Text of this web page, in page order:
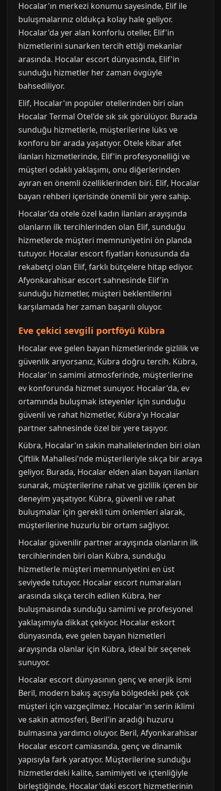
Hocalar'ın merkezi konumu sayesinde, Elif ile
buluşmalarınız oldukça kolay hale geliyor.
Hocalar'da yer alan konforlu oteller, Elif'in
hizmetlerini sunarken tercih ettiği mekanlar
arasında. Hocalar escort dünyasında, Elif'in
sunduğu hizmetler her zaman övgüyle
bahsediliyor.
Elif, Hocalar'ın popüler otellerinden biri olan
Hocalar Termal Otel'de sık sık görülüyor. Burada
sunduğu hizmetlerle, müşterilerine lüks ve
konforu bir arada yaşatıyor. Otele kibar afet
ilanları hizmetlerinde, Elif'in profesyonelliği ve
müşteri odaklı yaklaşımı, onu diğerlerinden
ayıran en önemli özelliklerinden biri. Elif, Hocalar
bayan rehberi içerisinde önemli bir yere sahip.
Hocalar'da otele özel kadın ilanları arayışında
olanların ilk tercihlerinden olan Elif, sunduğu
hizmetlerde müşteri memnuniyetini ön planda
tutuyor. Hocalar escort fiyatları konusunda da
rekabetçi olan Elif, farklı bütçelere hitap ediyor.
Afyonkarahisar escort sahnesinde Elif'in
sunduğu hizmetler, müşteri beklentilerini
karşılamada her zaman başarılı oluyor.
Eve çekici sevgili portföyü Kübra
Hocalar eve gelen bayan hizmetlerinde gizlilik ve
güvenlik arıyorsanız, Kübra doğru tercih. Kübra,
Hocalar'ın samimi atmosferinde, müşterilerine
ev konforunda hizmet sunuyor. Hocalar'da, ev
ortamında buluşmak isteyenler için sunduğu
güvenli ve rahat hizmetler, Kübra'yı Hocalar
partner sahnesinde özel bir yere taşıyor.
Kübra, Hocalar'ın sakin mahallelerinden biri olan
Çiftlik Mahallesi'nde müşterileriyle sıkça bir araya
geliyor. Burada, Hocalar elden alan bayan ilanları
sunarak, müşterilerine rahat ve gizlilik içeren bir
deneyim yaşatıyor. Kübra, güvenli ve rahat
buluşmalar için gerekli tüm önlemleri alarak,
müşterilerine huzurlu bir ortam sağlıyor.
Hocalar güvenilir partner arayışında olanların ilk
tercihlerinden biri olan Kübra, sunduğu
hizmetlerle müşteri memnuniyetini en üst
seviyede tutuyor. Hocalar escort numaraları
arasında sıkça tercih edilen Kübra, her
buluşmasında sunduğu samimi ve profesyonel
yaklaşımıyla dikkat çekiyor. Hocalar eskort
dünyasında, eve gelen bayan hizmetleri
arayışında olanlar için Kübra, ideal bir seçenek
sunuyor.
Hocalar escort dünyasının genç ve enerjik ismi
Beril, modern bakış açısıyla bölgedeki pek çok
müşteri için vazgeçilmez. Hocalar'ın serin iklimi
ve sakin atmosferi, Beril'in aradığı huzuru
bulmasına yardımcı oluyor. Beril, Afyonkarahisar
Hocalar escort camiasında, genç ve dinamik
yapısıyla fark yaratıyor. Müşterilerine sunduğu
hizmetlerdeki kalite, samimiyeti ve içtenliğiyle
birleştiğinde, Hocalar'daki escort hizmetlerinin